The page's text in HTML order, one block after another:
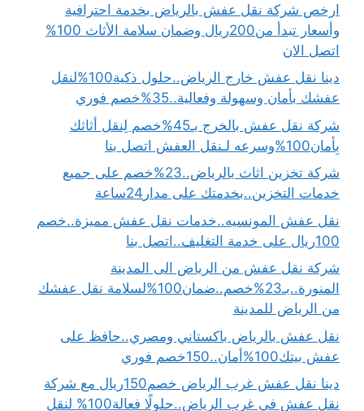
ارخص شركة نقل عفش بالرياض بخدمة احترافية
وأسعار تبدأ من200ريال وضمان سلامة الأثاث 100%
اتصل الان
دينا نقل عفش خارج الرياض..حلول ذكية100%لنقل
عفشك بأمان وسهولة وفعالية..35%خصم فوري
شركة نقل عفش بالخرج بـ45%خصم لِنقل أثاثك
بِأمان100%وسرعه لـنقل العفش اتصل بنا
شركة تخزين اثاث بالرياض..23%خصم على جميع
خدمات التخزين..بخدمتك على مدار24ساعة
نقل عفش المونسيه..خدمات نقل عفش مميزة..خصم
100ريال على خدمة التغليف..اتصل بنا
شركة نقل عفش من الرياض الى المدينة
المنورة..بـ23%خصم..ضمان100%لسلامة نقل عفشك
من الرياض للمدينة
نقل عفش بالرياض باكستاني ومصري..حافظ على
عفش بيتك100%أمان..150خصم فوري
دينا نقل عفش غرب الرياض خصم150ريال مع شركة
نقل عفش في غرب الرياض..حلولًا فعالة100% لنقل